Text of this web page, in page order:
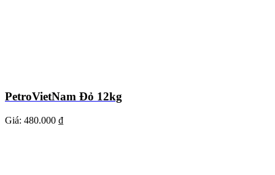
PetroVietNam Đỏ 12kg
Giá: 480.000 ₫